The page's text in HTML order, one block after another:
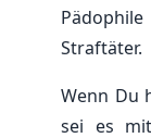
Straftäter.
Wenn Du
sei es